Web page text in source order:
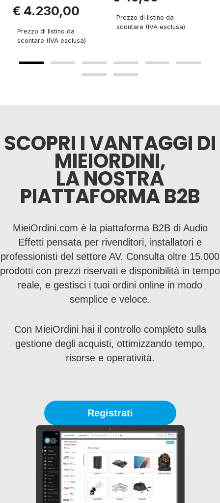
€ 4.230,00
Prezzo di listino da
scontare (IVA esclusa)
Prezzo di listino da
scontare (IVA esclusa)
SCOPRI I VANTAGGI DI
MIEIORDINI,
LA NOSTRA
PIATTAFORMA B2B
MieiOrdini.com è la piattaforma B2B di Audio
Effetti pensata per rivenditori, installatori e
professionisti del settore AV. Consulta oltre 15.000
prodotti con prezzi riservati e disponibilità in tempo
reale, e gestisci i tuoi ordini online in modo
semplice e veloce.
Con MieiOrdini hai il controllo completo sulla
gestione degli acquisti, ottimizzando tempo,
risorse e operatività.
Registrati